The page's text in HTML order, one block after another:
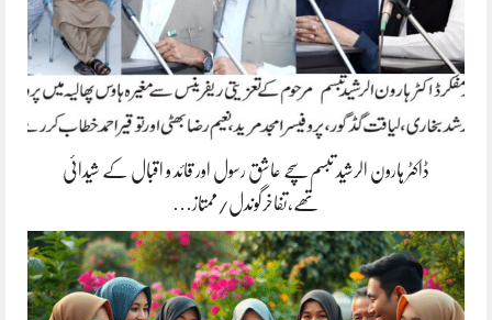
ڈاکٹر ہارون الرشید تبسم سچے عاشق رسول اور قائد و اقبال کے شیدائی
تھے،تفاخرگوندل/ممتاز…